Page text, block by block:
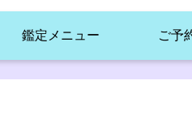
鑑定メニュー ご予